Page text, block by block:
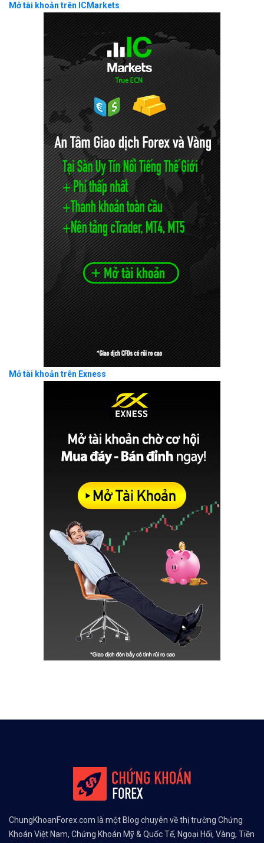
Mở tài khoản trên ICMarkets
Mở tài khoản trên Exness
ChungKhoanForex.com là một Blog chuyên về thị trường Chứng
Khoán Việt Nam, Chứng Khoán Mỹ & Quốc Tế, Ngoại Hối, Vàng, Tiền